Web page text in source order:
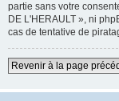
partie sans votre
DE L'HERAULT », ni
cas de tentative de
Revenir à la page